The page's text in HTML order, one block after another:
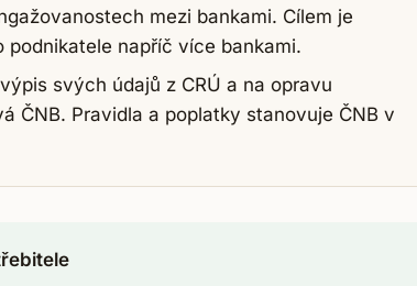
mezi bankami. Cílem je
podnikatele napříč více bankami.
svých údajů z CRÚ a na opravu
ČNB. Pravidla a poplatky stanovuje ČNB v